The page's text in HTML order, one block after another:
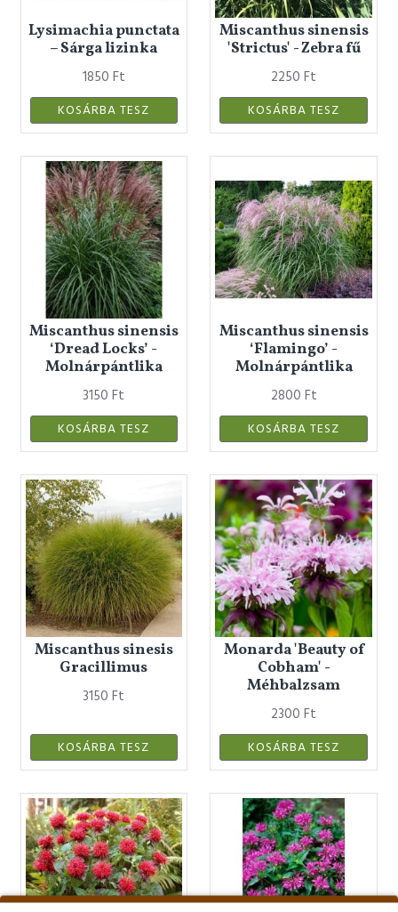
Lysimachia punctata
– Sárga lizinka
1850 Ft
KOSÁRBA TESZ
Miscanthus sinensis
'Strictus' - Zebra fű
2250 Ft
KOSÁRBA TESZ
Miscanthus sinensis
‘Dread Locks’ -
Molnárpántlika
3150 Ft
KOSÁRBA TESZ
Miscanthus sinensis
‘Flamingo’ -
Molnárpántlika
2800 Ft
KOSÁRBA TESZ
Miscanthus sinesis
Gracillimus
3150 Ft
KOSÁRBA TESZ
Monarda 'Beauty of
Cobham' -
Méhbalzsam
2300 Ft
KOSÁRBA TESZ